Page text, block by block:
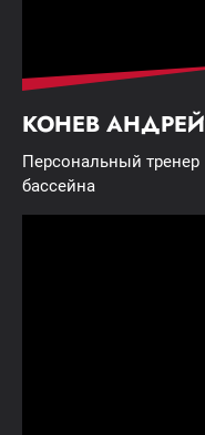
КОНЕВ АНДРЕЙ
Персональный тренер
бассейна